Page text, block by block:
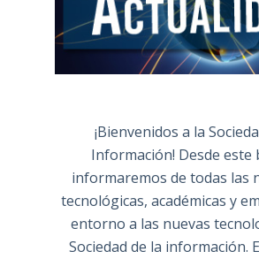
¡Bienvenidos a la
Información! Desde este
informaremos de todas las
tecnológicas, académicas y
entorno a las nuevas
Sociedad de la información.